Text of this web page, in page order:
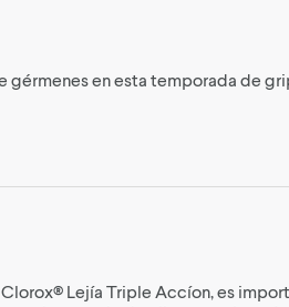
gérmenes en esta temporada de
Lejía Triple Accíon, es